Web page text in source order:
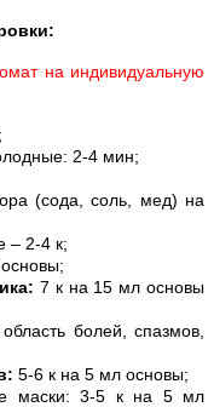
на индивидуальную
2-4 мин;
(сода, соль, мед) на
– 2-4 к;
7 к на 15 мл основы
болей, спазмов,
5-6 к на 5 мл основы;
маски: 3-5 к на 5 мл